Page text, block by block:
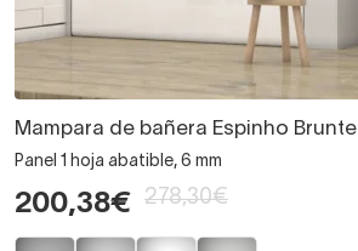
Mampara de bañera Espinho
Panel 1 hoja abatible, 6 mm
200,38€ 278,30€